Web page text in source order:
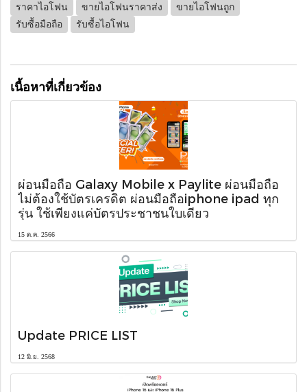
ราคาไอโฟน
ขายไอโฟนราคาส่ง
ขายไอโฟนถูก
รับซื้อมือถือ
รับซื้อไอโฟน
เนื้อหาที่เกี่ยวข้อง
ผ่อนมือถือ Galaxy Mobile x Paylite ผ่อนมือถือ
ไม่ต้องใช้บัตรเครดิต ผ่อนมือถือiphone ipad ทุก
รุ่น ใช้เพียงแค่บัตรประชาชนใบเดียว
15 ต.ค. 2566
Update PRICE LIST
12 มิ.ย. 2568